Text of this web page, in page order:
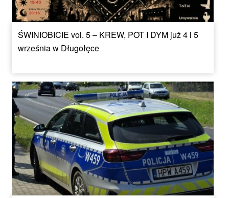
ŚWINIOBICIE vol. 5 – KREW, POT I DYM już 4 i 5
września w Długołęce